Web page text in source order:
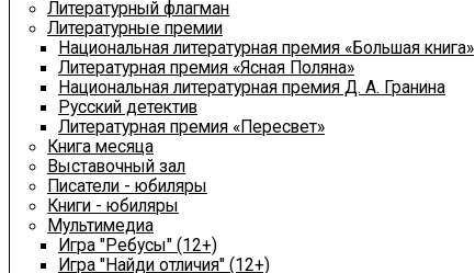
Литературный флагман
Литературные премии
Национальная литературная премия «Большая книга»
Литературная премия «Ясная Поляна»
Национальная литературная премия Д. А. Гранина
Русский детектив
Литературная премия «Пересвет»
Книга месяца
Выставочный зал
Писатели - юбиляры
Книги - юбиляры
Мультимедиа
Игра "Ребусы" (12+)
Игра "Найди отличия" (12+)